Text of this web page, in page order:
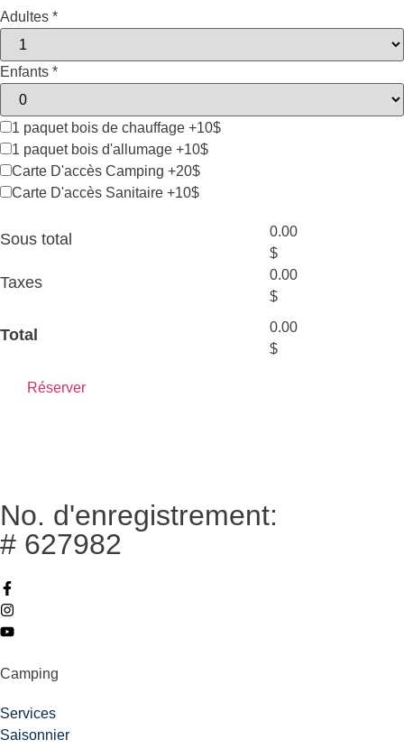
Adultes *
Enfants *
1 paquet bois de chauffage +10$
1 paquet bois d'allumage +10$
Carte D'accès Camping +20$
Carte D'accès Sanitaire +10$
Sous total
0.00
$
Taxes
0.00
$
Total
0.00
$
Réserver
No. d'enregistrement:
# 627982
Camping
Services
Saisonnier